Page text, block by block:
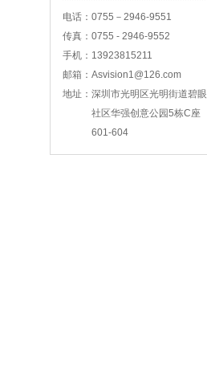
电话： 0755－2946-9551
传真： 0755 - 2946-9552
手机： 13923815211
邮箱： Asvision1@126.com
地址： 深圳市光明区光明街道碧眼
社区华强创意公园5栋C座
601-604